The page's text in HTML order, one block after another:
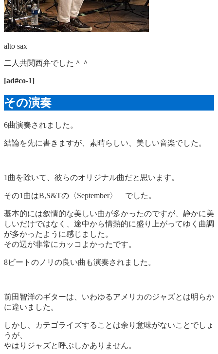
alto sax
二人共関西弁でした＾＾
[ad#co-1]
その演奏
6曲演奏されました。
結論を先に書きますが、素晴らしい、美しい音楽でした。
1曲を除いて、彼らのオリジナル曲だと思います。
その1曲はB,S&Tの〈September〉 でした。
基本的には叙情的な美しい曲が多かったのですが、静かに美
しいだけではなく、途中から情熱的に盛り上がってゆく曲調
が多かったように感じました。
その辺が非常にカッコよかったです。
8ビートのノリの良い曲も演奏されました。
前田智洋のギターは、いわゆるアメリカのジャズとは明らか
に違いました。
しかし、カテゴライズすることは余り意味がないことでしょ
うが、
やはりジャズと呼ぶしかありません。